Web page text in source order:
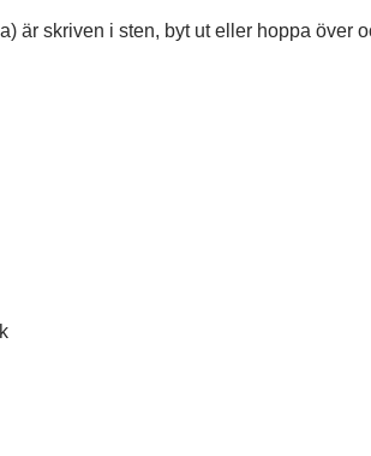
är skriven i sten, byt ut eller hoppa över